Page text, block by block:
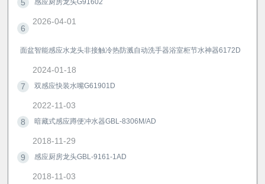
5 感应厨房龙头G91602
2026-04-01
6
面盆智能感应水龙头非接触冷热防溅自动洗手器浴室柜节水神器6172D
2024-01-18
7
双感应快装水嘴G61901D
2022-11-03
8
暗藏式感应蹲便冲水器GBL-8306M/AD
2018-11-29
9
感应厨房龙头GBL-9161-1AD
2018-11-03